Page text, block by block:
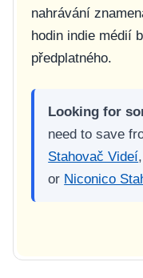
nahrávání
hodin indie médií
předplatného.
Looking for
need to save
Stahovač Videí,
or Niconico